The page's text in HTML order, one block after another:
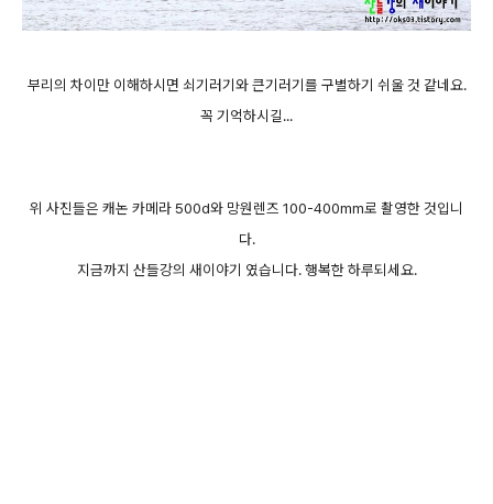
부리의 차이만 이해하시면 쇠기러기와 큰기러기를 구별하기 쉬울 것 같네요.
꼭 기억하시길...
위 사진들은 캐논 카메라 500d와 망원렌즈 100-400mm로 촬영한 것입니
다.
지금까지 산들강의 새이야기 였습니다. 행복한 하루되세요.